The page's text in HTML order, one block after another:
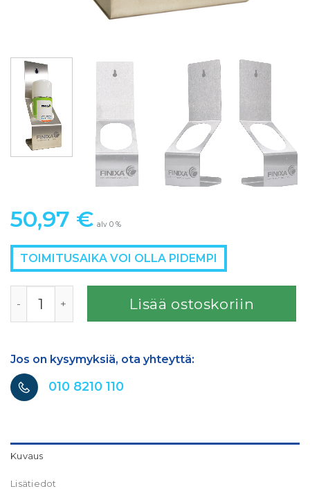
50,97 € alv 0 %
TOIMITUSAIKA VOI OLLA PIDEMPI
Lisää ostoskoriin
Jos on kysymyksiä, ota yhteyttä:
010 8210 110
Kuvaus
Lisätiedot